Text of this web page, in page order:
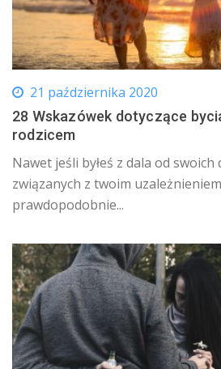
21 października 2020
28 Wskazówek dotyczące
rodzicem
Nawet jeśli byłeś z dala od
związanych z twoim
prawdopodobnie...